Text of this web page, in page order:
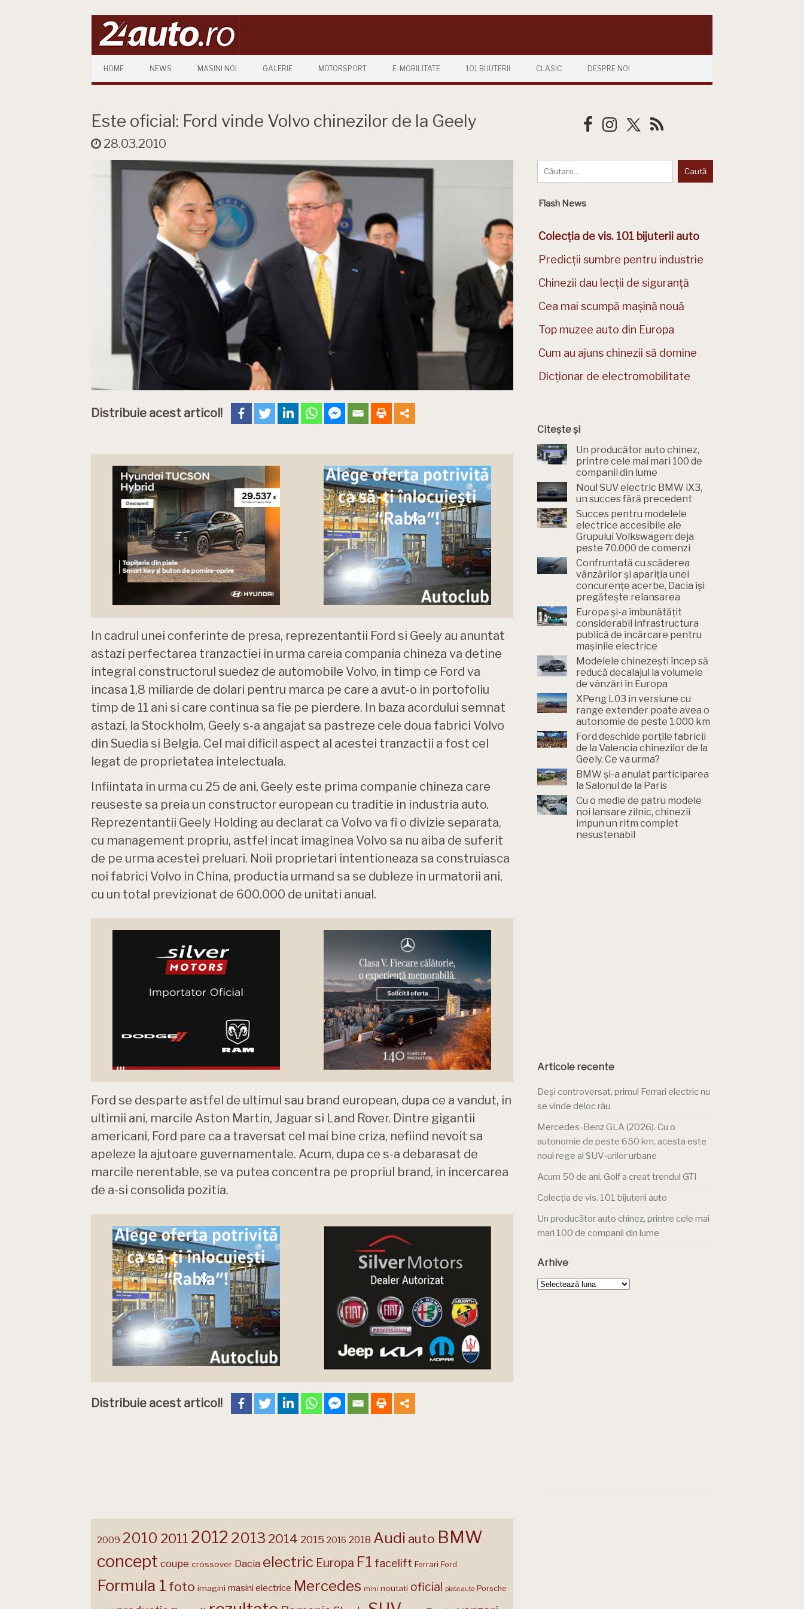
HOME NEWS MASINI NOI GALERIE MOTORSPORT E-MOBILITATE 101 BIJUTERII CLASIC DESPRE NOI
Este oficial: Ford vinde Volvo chinezilor de la Geely
28.03.2010
Distribuie acest articol!
In cadrul unei conferinte de presa, reprezentantii Ford si Geely au anuntat
astazi perfectarea tranzactiei in urma careia compania chineza va detine
integral constructorul suedez de automobile Volvo, in timp ce Ford va
incasa 1,8 miliarde de dolari pentru marca pe care a avut-o in portofoliu
timp de 11 ani si care continua sa fie pe pierdere. In baza acordului semnat
astazi, la Stockholm, Geely s-a angajat sa pastreze cele doua fabrici Volvo
din Suedia si Belgia. Cel mai dificil aspect al acestei tranzactii a fost cel
legat de proprietatea intelectuala.
Infiintata in urma cu 25 de ani, Geely este prima companie chineza care
reuseste sa preia un constructor european cu traditie in industria auto.
Reprezentantii Geely Holding au declarat ca Volvo va fi o divizie separata,
cu management propriu, astfel incat imaginea Volvo sa nu aiba de suferit
de pe urma acestei preluari. Noii proprietari intentioneaza sa construiasca
noi fabrici Volvo in China, productia urmand sa se dubleze in urmatorii ani,
cu un total previzionat de 600.000 de unitati anual.
Ford se desparte astfel de ultimul sau brand european, dupa ce a vandut, in
ultimii ani, marcile Aston Martin, Jaguar si Land Rover. Dintre gigantii
americani, Ford pare ca a traversat cel mai bine criza, nefiind nevoit sa
apeleze la ajutoare guvernamentale. Acum, dupa ce s-a debarasat de
marcile nerentable, se va putea concentra pe propriul brand, in incercarea
de a-si consolida pozitia.
Distribuie acest articol!
Flash News
Colecția de vis. 101 bijuterii auto
Predicții sumbre pentru industrie
Chinezii dau lecții de siguranță
Cea mai scumpă mașină nouă
Top muzee auto din Europa
Cum au ajuns chinezii să domine
Dicționar de electromobilitate
Citește și
Un producător auto chinez,
printre cele mai mari 100 de
companii din lume
Noul SUV electric BMW iX3,
un succes fără precedent
Succes pentru modelele
electrice accesibile ale
Grupului Volkswagen: deja
peste 70.000 de comenzi
Confruntată cu scăderea
vânzărilor și apariția unei
concurențe acerbe, Dacia își
pregătește relansarea
Europa și-a îmbunătățit
considerabil infrastructura
publică de încărcare pentru
mașinile electrice
Modelele chinezești încep să
reducă decalajul la volumele
de vânzări în Europa
XPeng L03 în versiune cu
range extender poate avea o
autonomie de peste 1.000 km
Ford deschide porțile fabricii
de la Valencia chinezilor de la
Geely. Ce va urma?
BMW și-a anulat participarea
la Salonul de la Paris
Cu o medie de patru modele
noi lansare zilnic, chinezii
impun un ritm complet
nesustenabil
Articole recente
Deși controversat, primul Ferrari electric nu
se vinde deloc rău
Mercedes-Benz GLA (2026). Cu o
autonomie de peste 650 km, acesta este
noul rege al SUV-urilor urbane
Acum 50 de ani, Golf a creat trendul GTI
Colecția de vis. 101 bijuterii auto
Un producător auto chinez, printre cele mai
mari 100 de companii din lume
Arhive
Arhive
2009 2010 2011 2012 2013 2014 2015 2016 2018 Audi auto BMW
concept coupe crossover Dacia electric Europa F1 facelift Ferrari Ford
Formula 1 foto imagini masini electrice Mercedes mini noutati oficial piata auto Porsche